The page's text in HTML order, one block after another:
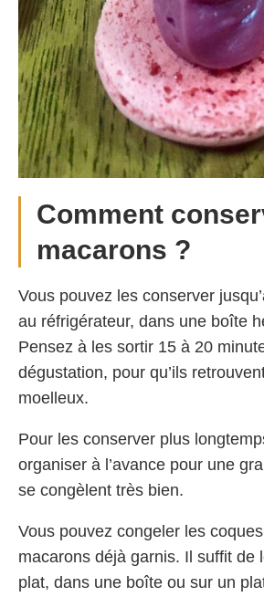
Comment
macarons ?
Vous pouvez les conserver
au réfrigérateur, dans une boîte
Pensez à les sortir 15 à 20
dégustation, pour qu’ils
moelleux.
Pour les conserver plus
organiser à l’avance pour une
se congèlent très bien.
Vous pouvez congeler les
macarons déjà garnis. Il suffit de
plat, dans une boîte ou sur un